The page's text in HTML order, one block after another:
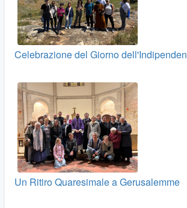
Celebrazione del Giorno
Un Ritiro Quaresimale a Gerusalemme